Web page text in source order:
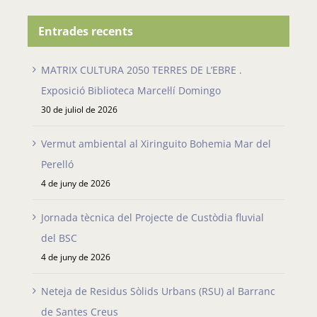
Entrades recents
MATRIX CULTURA 2050 TERRES DE L’EBRE .
Exposició Biblioteca Marcel·lí Domingo
Vermut ambiental al Xiringuito Bohemia Mar del
Perelló
Jornada tècnica del Projecte de Custòdia fluvial
del BSC
Neteja de Residus Sòlids Urbans (RSU) al Barranc